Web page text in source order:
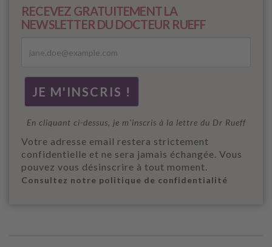
RECEVEZ GRATUITEMENT LA
NEWSLETTER DU DOCTEUR RUEFF
En cliquant ci-dessus, je m'inscris à la lettre du Dr Rueff
Votre adresse email restera strictement
confidentielle et ne sera jamais échangée. Vous
pouvez vous désinscrire à tout moment.
Consultez notre politique de confidentialité